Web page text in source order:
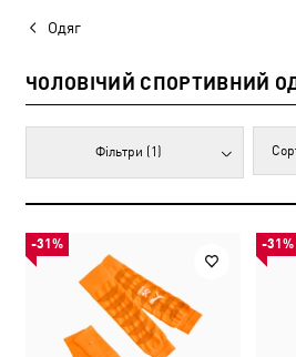
Одяг
ЧОЛОВІЧИЙ СПОРТИВНИЙ
Фільтри (1)
-31% -31%